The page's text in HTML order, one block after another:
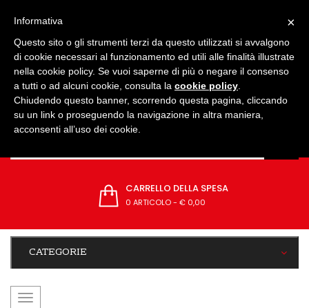
CARRELLO DELLA SPESA
0 ARTICOLO- € 0,00
CATEGORIE
navigazione
×
Informativa
Questo sito o gli strumenti terzi da questo utilizzati si avvalgono
di cookie necessari al funzionamento ed utili alle finalità illustrate
nella cookie policy. Se vuoi saperne di più o negare il consenso
a tutti o ad alcuni cookie, consulta la cookie policy
Chiudendo questo banner, scorrendo questa pagina, cliccando
su un link o proseguendo la navigazione in altra maniera,
acconsenti all’uso dei cookie.